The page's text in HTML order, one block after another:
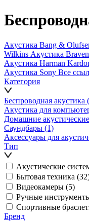
Акустика Bang &
Wilkins Акустика Braven
Акустика Harman
Акустика Sony Все
Категория
Беспроводная акустика
Акустика для
Домашние
Саундбары (1)
Аксессуары для
Тип
Акустические
Бытовая техника
Видеокамеры (5)
Ручные
Спортивные
Бренд